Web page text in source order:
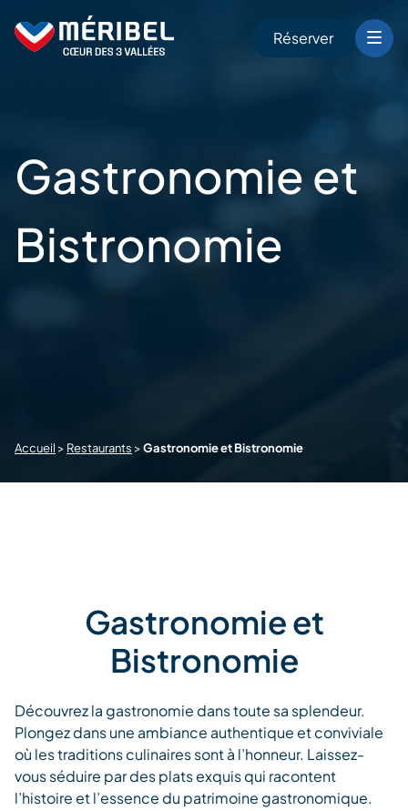
content
Réserver
Gastronomie et
Bistronomie
Accueil > Restaurants >Gastronomie et Bistronomie
Gastronomie et
Bistronomie
Découvrez la gastronomie dans toute sa splendeur.
Plongez dans une ambiance authentique et conviviale
où les traditions culinaires sont à l’honneur. Laissez-
vous séduire par des plats exquis qui racontent
l’histoire et l’essence du patrimoine gastronomique.